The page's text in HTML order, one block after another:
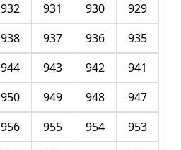
929
930
931
932
935
936
937
938
941
942
943
944
947
948
949
950
953
954
955
956